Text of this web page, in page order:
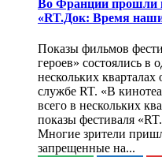
Во Франции прошли
«RT.Док: Время
Показы фильмов
героев» состоялись в
нескольких
службе RT. «В
всего в нескольких
показы фестиваля
Многие зрители
запрещенные на...